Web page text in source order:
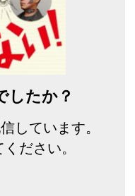
したか？
しています。
ださい。